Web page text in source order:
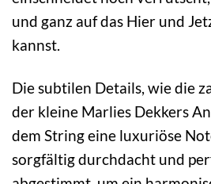
und ganz auf das Hier und
kannst.
Die subtilen Details, wie die
der kleine Marlies Dekkers
dem String eine luxuriöse
sorgfältig durchdacht und